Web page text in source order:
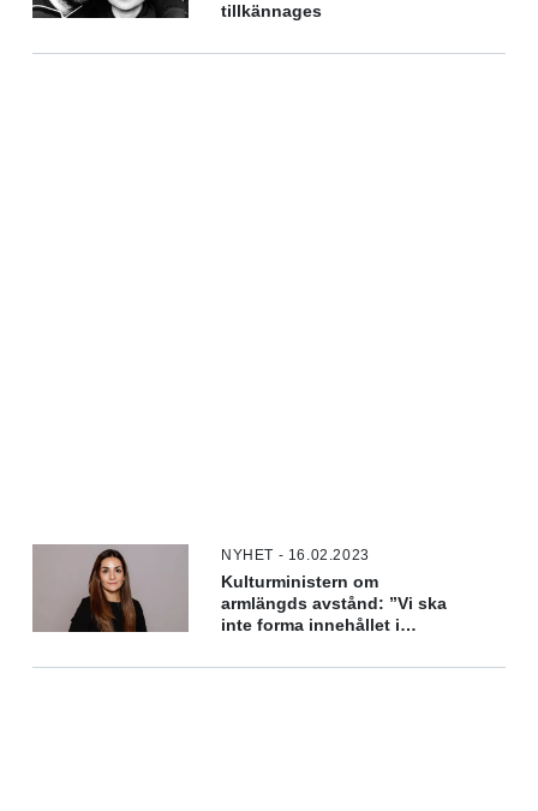
tillkännages
NYHET - 16.02.2023
Kulturministern om
armlängds avstånd: ”Vi ska
inte forma innehållet i